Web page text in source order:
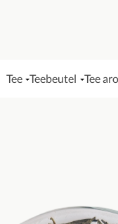
Tee Teebeutel Tee